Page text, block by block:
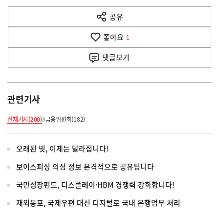
다
음
공유
열
기
좋아요 1
댓글보기
관련기사
전체기사(200)#금융위원회(182)
오래된 빚, 이제는 달라집니다!
보이스피싱 의심 정보 본격적으로 공유됩니다
국민성장펀드, 디스플레이·HBM 경쟁력 강화합니다!
재외동포, 국제우편 대신 디지털로 국내 은행업무 처리